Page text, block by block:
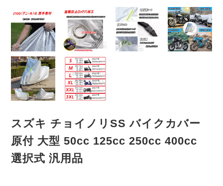
スズキ チョイノリSS バイクカバー
原付 大型 50cc 125cc 250cc 400cc
選択式 汎用品